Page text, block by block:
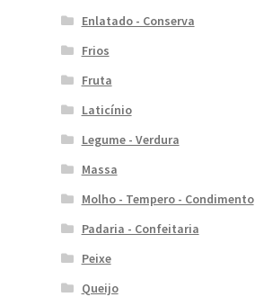
Enlatado - Conserva
Frios
Fruta
Laticínio
Legume - Verdura
Massa
Molho - Tempero - Condimento
Padaria - Confeitaria
Peixe
Queijo